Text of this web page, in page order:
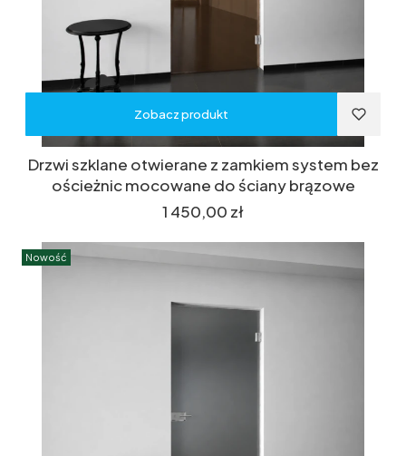
Zobacz produkt
Drzwi szklane otwierane z zamkiem system bez
ościeżnic mocowane do ściany brązowe
Cena
1 450,00 zł
Nowość